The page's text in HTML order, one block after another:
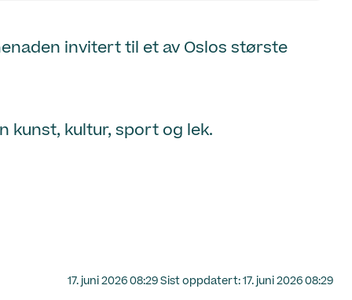
invitert til et av Oslos største
kunst, kultur, sport og lek.
Lagt
17. juni 2026 08:29Sist oppdatert:17. juni 2026 08:29